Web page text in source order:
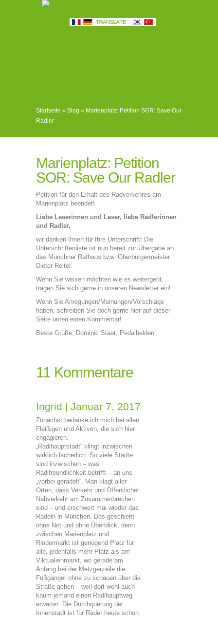
Startseite » Blog » Marienplatz: Petition SOR: Save Our
Radler
Marienplatz: Petition
SOR: Save Our Radler
Petition für den Erhalt des Radverkehres am
Marienplatz beendet!
Liebe Leserinnen und Leser, liebe Radlerinnen
und Radler,
wir danken Ihnen für Ihre Unterschrift! Die
Unterschriftenliste ist nun bereit zur Übergabe an
das Münchner Rathaus bzw. Oberbürgermeister
Dieter Reiter.
Wenn Sie wissen möchten wie es weitergeht,
tragen Sie sich gerne in unseren Newsletter ein!
Wenn Sie Anregungen/Meinungen/Vorschläge
haben, schreiben Sie doch gerne hier auf dieser
Seite unten einen Kommentar!
Beste Grüße, Dominic Staat, Pedalhelden
11 Kommentare
Ingrid | Januar 7, 2017
Zunächst bedanke ich mich bei allen
Fleißigen und Aktiven, die sich hier
engagieren.
„Radlhauptstadt“ klingt inzwischen
wirklich lächerlich. So viele Städte
sind inzwischen – was
Radlfreundlichkeit betrifft – an uns
„vorbei geradelt“. Man klagt aller
Orten, dass Verkehr und Öffentlicher
Nahverkehr am Zusammenbrechen
sind – und erschwert mal wieder das
Radeln in München. Das geschieht
ohne Not und ohne Überblick, denn
zwischen Marienplatz und
Rindermarkt ist genügend Platz für
alle, jedenfalls mehr Platz als am
Viktualienmarkt, wo gerade am
Anfang bei der Metzgerzeile die
Fußgänger ohne zu schauen über die
Straße gehen – weil dort wohl auch
kaum jemand einen Radlhauptweg
erwartet. Die Durchquerung der
Innenstadt ist für Räder heute schon